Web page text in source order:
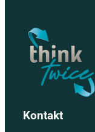
Kontakt